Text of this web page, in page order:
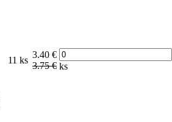
11 ks
3.40 €
3.75 € ks